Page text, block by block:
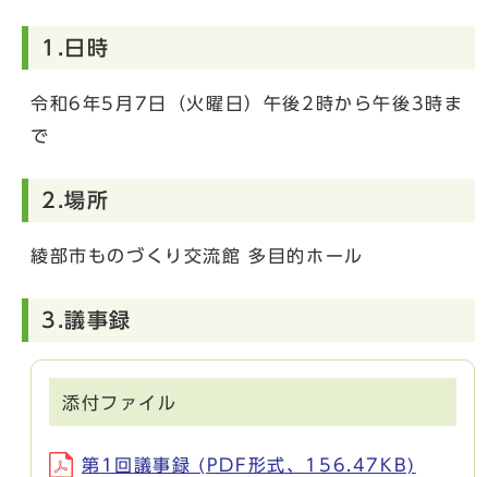
1.日時
令和6年5月7日（火曜日）午後2時から午後3時ま
で
2.場所
綾部市ものづくり交流館 多目的ホール
3.議事録
添付ファイル
第1回議事録 (PDF形式、156.47KB)